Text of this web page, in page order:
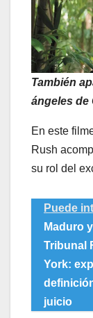
También
ángeles de
En este
Rush
su rol del
Puede
Maduro
Tribunal
York:
juicio